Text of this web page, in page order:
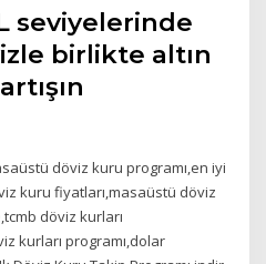
seviyelerinde
birlikte altın
döviz kuru programı,en iyi
kuru fiyatları,masaüstü döviz
döviz kurları
kurları programı,dolar